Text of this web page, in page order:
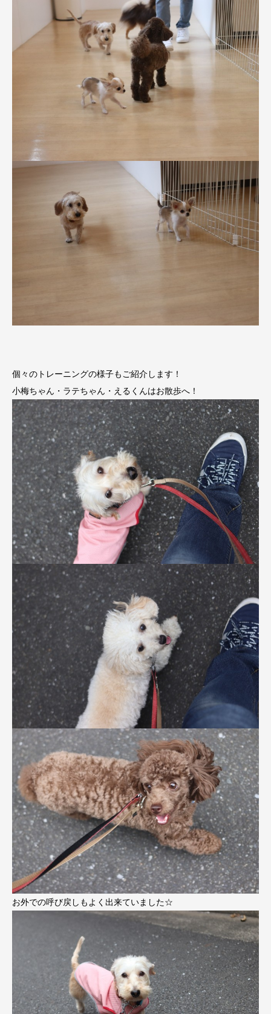
個々のトレーニングの様子もご紹介します！
小梅ちゃん・ラテちゃん・えるくんはお散歩へ！
お外での呼び戻しもよく出来ていました☆